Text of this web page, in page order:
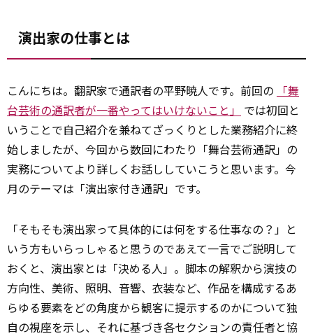
演出家の仕事とは
こんにちは。翻訳家で通訳者の平野暁人です。前回の
「舞
台芸術の通訳者が一番やってはいけないこと」
では初回と
いうことで自己紹介を兼ねてざっくりとした業務紹介に終
始しましたが、今回から数回にわたり「舞台芸術通訳」の
実務についてより詳しくお話ししていこうと思います。今
月のテーマは「演出家付き通訳」です。
「そもそも演出家って具体的には何をする仕事なの？」と
いう方もいらっしゃると思うのであえて一言でご説明して
おくと、演出家とは「決める人」。脚本の解釈から演技の
方向性、美術、照明、音響、衣装など、作品を構成するあ
らゆる要素をどの角度から観客に提示するのかについて独
自の視座を示し、それに基づき各セクションの責任者と協